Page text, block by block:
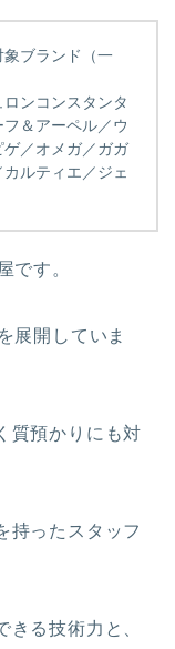
ブランド（一
ロンコンスタンタ
＆アーペル／ウ
／オメガ／ガガ
ルティエ／ジェ
です。
展開していま
質預かりにも対
持ったスタッフ
きる技術力と、